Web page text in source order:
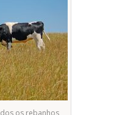
os rebanhos